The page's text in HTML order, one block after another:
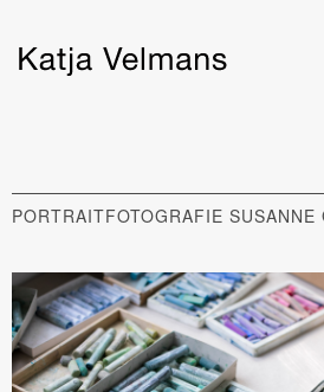
PORTRAITFOTOGRAFIE